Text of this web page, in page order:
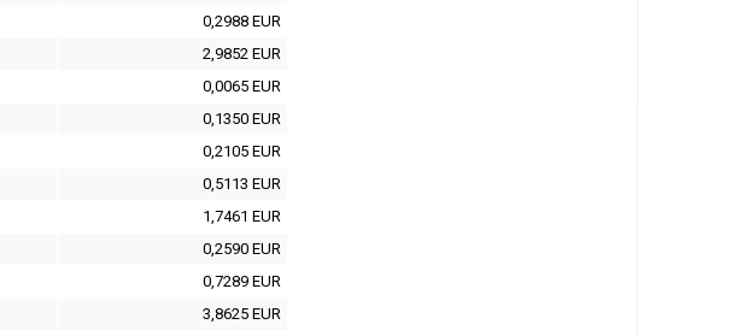
0,2988 EUR
2,9852 EUR
0,0065 EUR
0,1350 EUR
0,2105 EUR
0,5113 EUR
1,7461 EUR
0,2590 EUR
0,7289 EUR
3,8625 EUR